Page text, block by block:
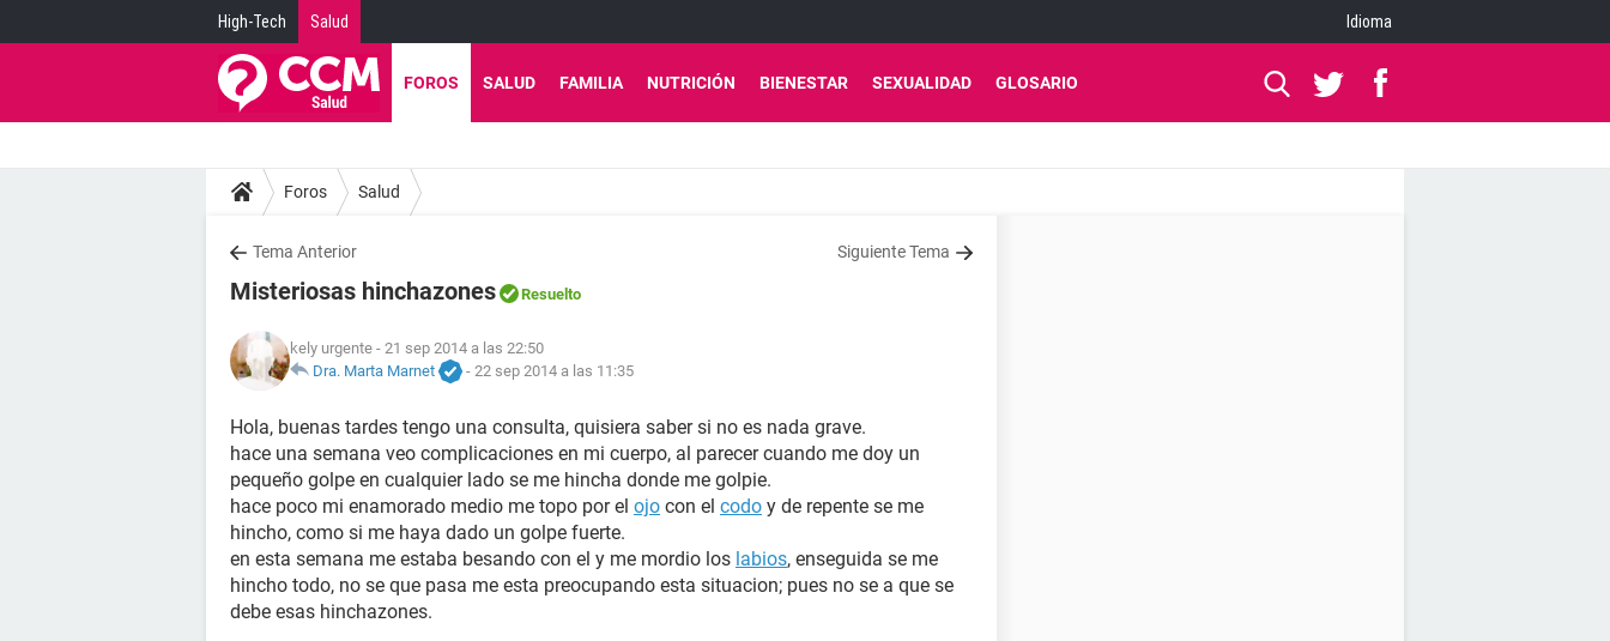
High-Tech Salud Idioma
FOROS SALUD FAMILIA NUTRICIÓN BIENESTAR SEXUALIDAD GLOSARIO
Foros Salud
Tema Anterior Siguiente Tema
Misteriosas hinchazones Resuelto
kely urgente - 21 sep 2014 a las 22:50
Dra. Marta Marnet
- 22 sep 2014 a las 11:35
Hola, buenas tardes tengo una consulta, quisiera saber si no es nada grave.
hace una semana veo complicaciones en mi cuerpo, al parecer cuando me doy un
pequeño golpe en cualquier lado se me hincha donde me golpie.
hace poco mi enamorado medio me topo por el ojo con el codo y de repente se me
hincho, como si me haya dado un golpe fuerte.
en esta semana me estaba besando con el y me mordio los labios, enseguida se me
hincho todo, no se que pasa me esta preocupando esta situacion; pues no se a que se
debe esas hinchazones.